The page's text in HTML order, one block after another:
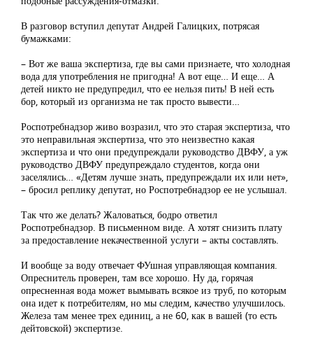
В разговор вступил депутат Андрей Галицких, потрясая
бумажками:
– Вот же ваша экспертиза, где вы сами признаете, что холодная
вода для употребления не пригодна! А вот еще… И еще… А
детей никто не предупредил, что ее нельзя пить! В ней есть
бор, который из организма не так просто вывести…
Роспотребнадзор живо возразил, что это старая экспертиза, что
это неправильная экспертиза, что это неизвестно какая
экспертиза и что они предупреждали руководство ДВФУ, а уж
руководство ДВФУ предупреждало студентов, когда они
заселялись… «Детям лучше знать, предупреждали их или нет»,
– бросил реплику депутат, но Роспотребнадзор ее не услышал.
Так что же делать? Жаловаться, бодро ответил
Роспотребнадзор. В письменном виде. А хотят снизить плату
за предоставление некачественной услуги – акты составлять.
И вообще за воду отвечает ФУшная управляющая компания.
Опреснитель проверен, там все хорошо. Ну да, горячая
опресненная вода может вымывать всякое из труб, по которым
она идет к потребителям, но мы следим, качество улучшилось.
Железа там менее трех единиц, а не 60, как в вашей (то есть
дейтовской) экспертизе.